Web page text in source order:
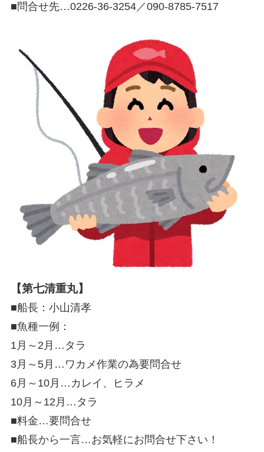
■問合せ先…0226‐36‐3254／090‐8785‐7517
【第七清重丸】
■船長：小山清孝
■魚種一例：
1月～2月…タラ
3月～5月…ワカメ作業の為要問合せ
6月～10月…カレイ、ヒラメ
10月～12月…タラ
■料金…要問合せ
■船長から一言…お気軽にお問合せ下さい！